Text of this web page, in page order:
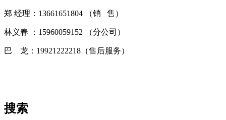
郑 经理：13661651804 （销 售）
林义春 ：15960059152 （分公司）
巴 龙：19921222218（售后服务）
搜索